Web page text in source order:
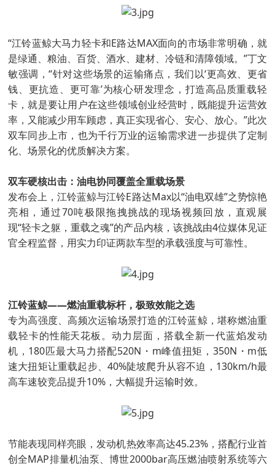
“江铃蓝鲸大马力轻卡和E路达MAX面向的市场非常明确，就
是绿通、粮油、百货、酒水、建材、冷链和清障领域。”丁文
敏强调，“针对这些场景的运输痛点，我们以‘更高效、更省
钱、更抗造、更可靠’为核心研发理念，打造高品质重载轻
卡，就是要让用户在这些领域创业经营时，既能提升运营效
率，又能减少用车顾虑，真正实现省心、安心、放心。”此次
双车同步上市，也为千行万业的运输需求进一步提供了定制
化、场景化的优质解决方案。
双车硬核出击：油电协同覆盖全重载场景
发布会上，江铃蓝鲸与江铃E路达Max以“油电双雄”之势惊艳
亮相，通过70吨极限拖拽挑战的现场视频回放，直观展
现“轻卡之躯，重载之魂”的产品内核，该挑战由4位媒体见证
官全程监督，用实力印证两款车型的承载强度与可靠性。
江铃蓝鲸——燃油重载标杆，极致效能之选
专为高强度、高频次运输场景打造的江铃蓝鲸，堪称燃油重
载轻卡的性能天花板。动力层面，搭载全新一代蓝焰发动
机，180匹最大马力搭配520N・m峰值扭矩，350N・m低
速大扭矩让重载起步、40%陡坡爬升从容不迫，130km/h最
高车速较竞品提升10%，大幅提升运输时效。
节能表现同样亮眼，发动机热效率高达45.23%，搭配行业首
创全MAP排量机油泵、博世2000bar高压燃油喷射系统等六